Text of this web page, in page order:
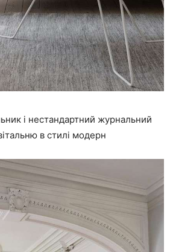
і нестандартний журнальний
в стилі модерн